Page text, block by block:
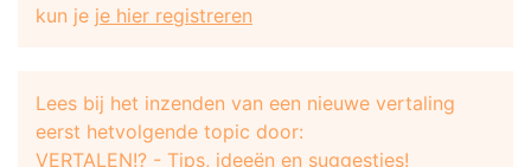
kun je je hier registreren
Lees bij het inzenden van een nieuwe vertaling
eerst hetvolgende topic door:
VERTALEN!? - Tips, ideeën en suggesties!